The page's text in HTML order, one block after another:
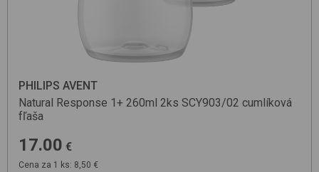
PHILIPS AVENT
Natural Response 1+ 260ml 2ks SCY903/02 cumlíková
fľaša
17.00 €
Cena za 1 ks: 8,50 €